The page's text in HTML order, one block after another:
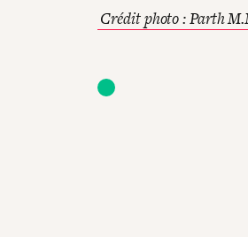
Crédit photo : Parth